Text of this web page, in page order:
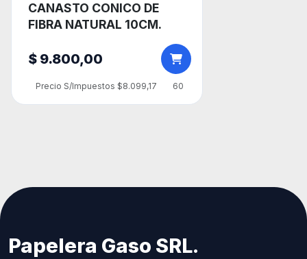
CANASTO CONICO DE
FIBRA NATURAL 10CM.
$ 9.800,00
Precio S/Impuestos $8.099,17 60
Papelera Gaso SRL.